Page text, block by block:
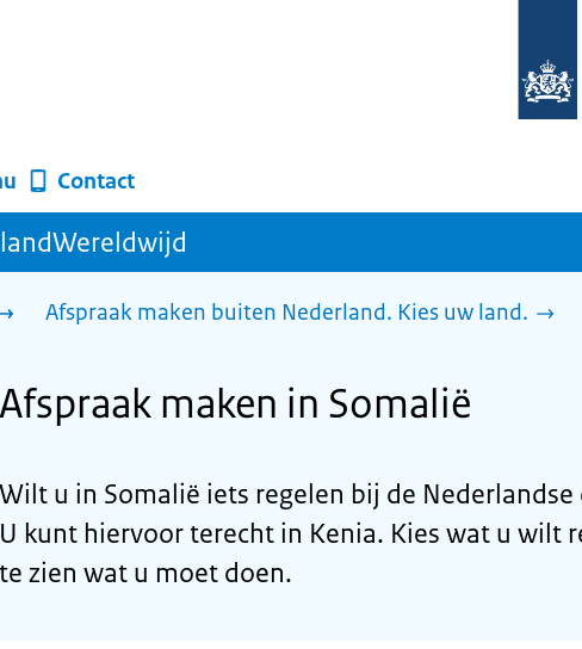
homepage
Contact
Afspraak maken buiten Nederland. Kies uw land.
Afspraak maken in Somalië
Wilt u in Somalië iets regelen bij de Nederlandse
U kunt hiervoor terecht in Kenia. Kies wat u wilt
te zien wat u moet doen.